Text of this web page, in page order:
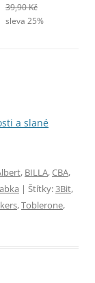
39,90 Kč
sleva 25%
a slané
, BILLA,CBA,
| Štítky:3Bit,
,Toblerone,